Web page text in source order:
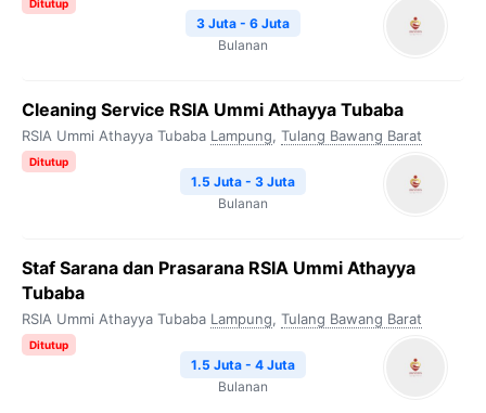
Ditutup
3 Juta - 6 Juta
Bulanan
Cleaning Service RSIA Ummi Athayya Tubaba
RSIA Ummi Athayya Tubaba Lampung, Tulang Bawang Barat
Ditutup
1.5 Juta - 3 Juta
Bulanan
Staf Sarana dan Prasarana RSIA Ummi Athayya
Tubaba
RSIA Ummi Athayya Tubaba Lampung, Tulang Bawang Barat
Ditutup
1.5 Juta - 4 Juta
Bulanan